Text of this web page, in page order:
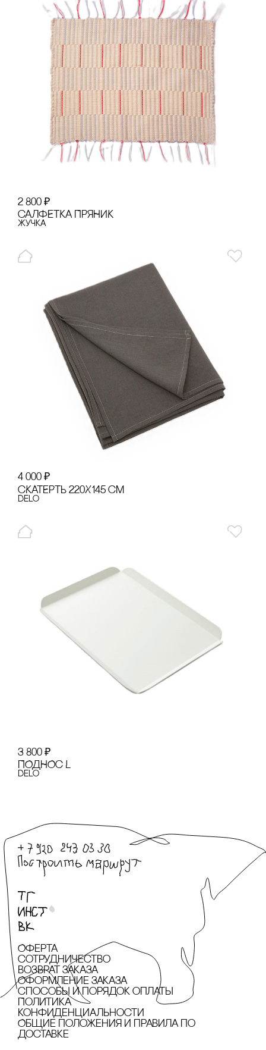
2 800 ₽
сАЛФЕТКА ПРЯНИК
Жучка
4 000 ₽
сКАТЕРТЬ 220Х145 сМ
Delo
3 800 ₽
ПОДНОс L
Delo
Оферта
сотрудничество
Возврат заказа
Оформление заказа
cпособы и порядок оплаты
Политика
конфиденциальности
Общие положения и правила по
доставке